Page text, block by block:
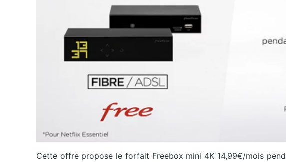
Cette offre propose le forfait Freebox mini 4K 14,99€/mois